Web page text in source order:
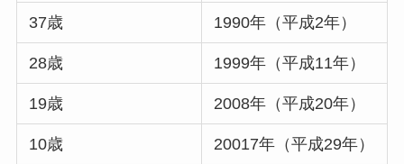
37歳 1990年（平成2年）
28歳 1999年（平成11年）
19歳 2008年（平成20年）
10歳 20017年（平成29年）